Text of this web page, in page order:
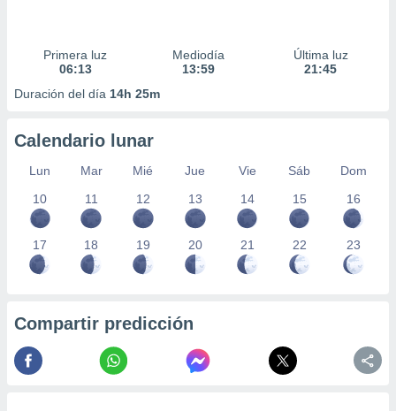
Primera luz
06:13
Mediodía
13:59
Última luz
21:45
Duración del día 14h 25m
Calendario lunar
Lun Mar Mié Jue Vie Sáb
Dom
10
11 12 13 14 15 16
17 18 19 20 21 22 23
Compartir predicción